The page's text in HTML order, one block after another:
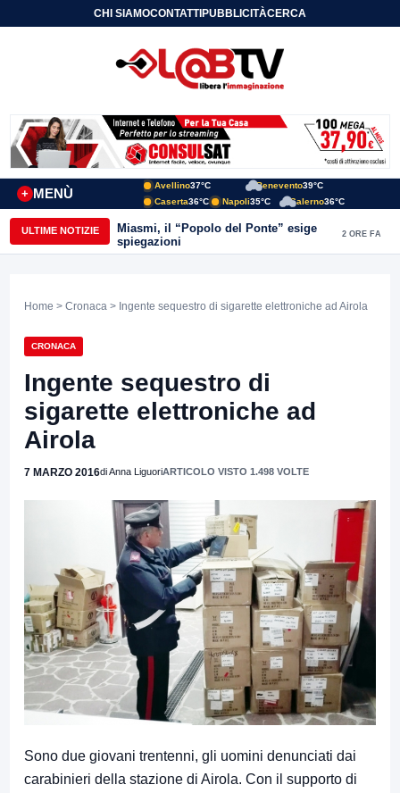
CHI SIAMOCONTATTIPUBBLICITÀCERCA
MENÙ
+
Avellino37°C Benevento39°C
Caserta36°C Napoli35°C Salerno36°C
ULTIME NOTIZIE
Miasmi, il “Popolo del Ponte” esige
spiegazioni
2 ORE FA
Home > Cronaca > Ingente sequestro di sigarette elettroniche ad Airola
CRONACA
Ingente sequestro di
sigarette elettroniche ad
Airola
7 MARZO 2016di Anna LiguoriARTICOLO VISTO 1.498 VOLTE
Sono due giovani trentenni, gli uomini denunciati dai
carabinieri della stazione di Airola. Con il supporto di